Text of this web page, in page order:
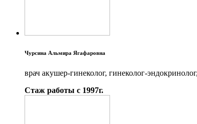
Чурсина Альмира Ягафаровна
врач акушер-гинеколог, гинеколог-
Стаж работы с 1997г.